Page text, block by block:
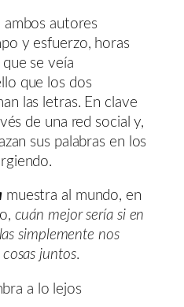
ambos autores
y esfuerzo, horas
se veía
que los dos
las letras. En clave
de una red social y,
sus palabras en los
muestra al mundo, en
cuán mejor sería si en
simplemente nos
juntos.
a lo lejos